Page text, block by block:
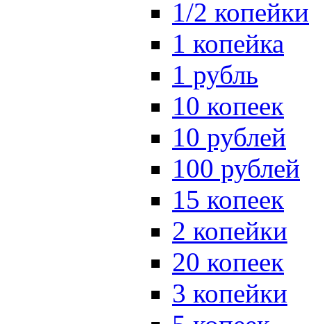
1/2 копейки
1 копейка
1 рубль
10 копеек
10 рублей
100 рублей
15 копеек
2 копейки
20 копеек
3 копейки